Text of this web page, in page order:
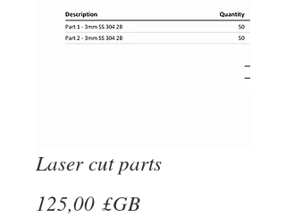
Laser cut parts
125,00 £GBPrix